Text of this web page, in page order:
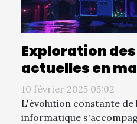
Exploration
actuelles en
design de
impact sur les
10 février 2025 05:02
L'évolution constante de
informatique